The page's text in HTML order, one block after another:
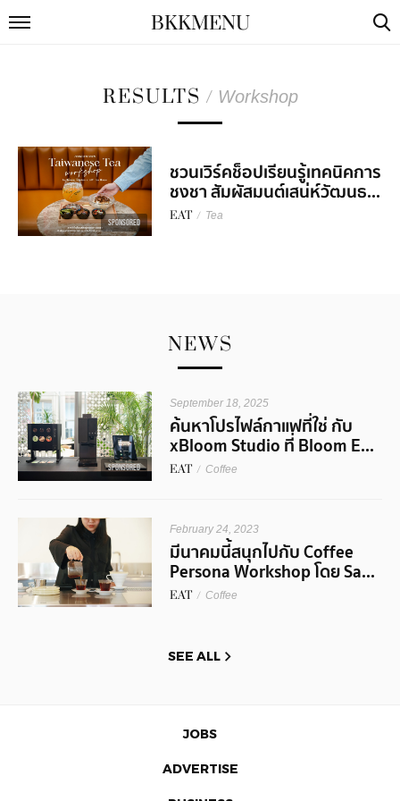
BKKMENU
RESULTS / Workshop
SPONSORED
ชวนเวิร์คช็อปเรียนรู้เทคนิคการ
ชงชา สัมผัสมนต์เสน่ห์วัฒนธ...
EAT / Tea
NEWS
SPONSORED
September 18, 2025
ค้นหาโปรไฟล์กาแฟที่ใช่ กับ
xBloom Studio ที่ Bloom E...
EAT / Coffee
February 24, 2023
มีนาคมนี้สนุกไปกับ Coffee
Persona Workshop โดย Sa...
EAT / Coffee
SEE ALL
JOBS
ADVERTISE